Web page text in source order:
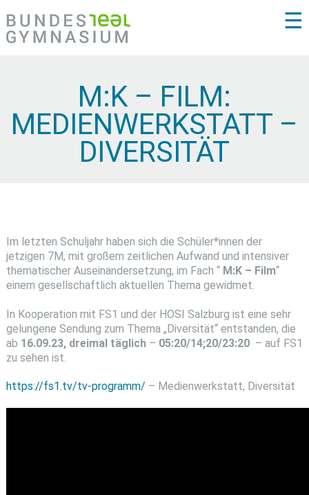
☰
M:K – FILM:
MEDIENWERKSTATT –
DIVERSITÄT
Im letzten Schuljahr haben sich die Schüler*innen der
jetzigen 7M, mit großem zeitlichen Aufwand und intensiver
thematischer Auseinandersetzung, im Fach “ M:K – Film“
einem gesellschaftlich aktuellen Thema gewidmet.
In Kooperation mit FS1 und der HOSI Salzburg ist eine sehr
gelungene Sendung zum Thema „Diversität“ entstanden, die
ab 16.09.23, dreimal täglich – 05:20/14;20/23:20– auf FS1
zu sehen ist.
https://fs1.tv/tv-programm/ – Medienwerkstatt, Diversität